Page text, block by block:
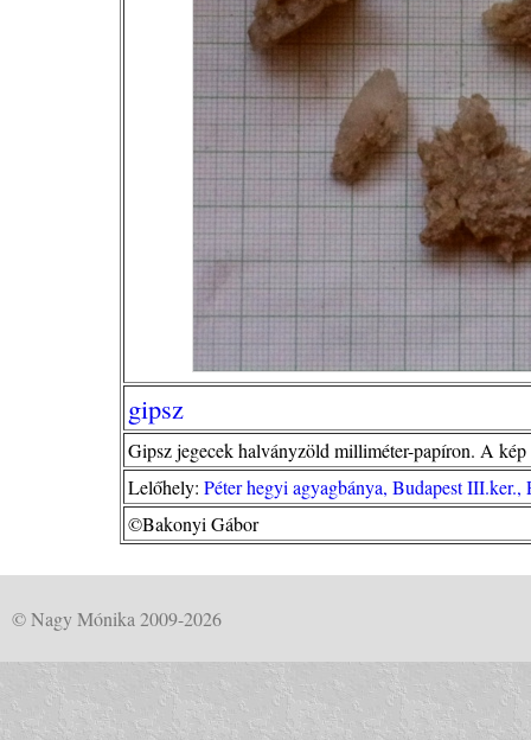
gipsz
Gipsz jegecek halványzöld milliméter-papíron. A kép
Lelőhely: Péter hegyi agyagbánya, Budapest III.ker.,
©Bakonyi Gábor
© Nagy Mónika 2009-2026